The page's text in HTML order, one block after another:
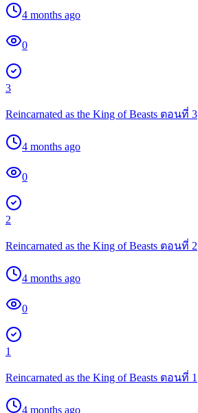
4 months ago
0
3
Reincarnated as the King of Beasts ตอนที่ 3
4 months ago
0
2
Reincarnated as the King of Beasts ตอนที่ 2
4 months ago
0
1
Reincarnated as the King of Beasts ตอนที่ 1
4 months ago